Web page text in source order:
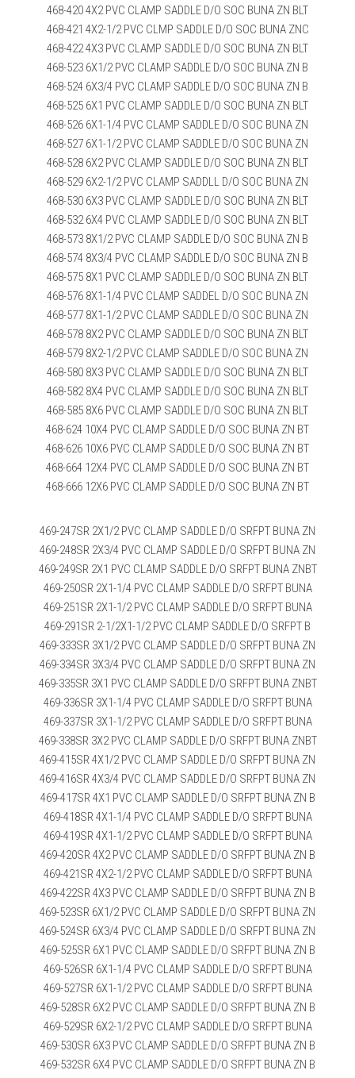
468-420 4X2 PVC CLAMP SADDLE D/O SOC BUNA ZN BLT
468-421 4X2-1/2 PVC CLMP SADDLE D/O SOC BUNA ZNC
468-422 4X3 PVC CLAMP SADDLE D/O SOC BUNA ZN BLT
468-523 6X1/2 PVC CLAMP SADDLE D/O SOC BUNA ZN B
468-524 6X3/4 PVC CLAMP SADDLE D/O SOC BUNA ZN B
468-525 6X1 PVC CLAMP SADDLE D/O SOC BUNA ZN BLT
468-526 6X1-1/4 PVC CLAMP SADDLE D/O SOC BUNA ZN
468-527 6X1-1/2 PVC CLAMP SADDLE D/O SOC BUNA ZN
468-528 6X2 PVC CLAMP SADDLE D/O SOC BUNA ZN BLT
468-529 6X2-1/2 PVC CLAMP SADDLL D/O SOC BUNA ZN
468-530 6X3 PVC CLAMP SADDLE D/O SOC BUNA ZN BLT
468-532 6X4 PVC CLAMP SADDLE D/O SOC BUNA ZN BLT
468-573 8X1/2 PVC CLAMP SADDLE D/O SOC BUNA ZN B
468-574 8X3/4 PVC CLAMP SADDLE D/O SOC BUNA ZN B
468-575 8X1 PVC CLAMP SADDLE D/O SOC BUNA ZN BLT
468-576 8X1-1/4 PVC CLAMP SADDEL D/O SOC BUNA ZN
468-577 8X1-1/2 PVC CLAMP SADDLE D/O SOC BUNA ZN
468-578 8X2 PVC CLAMP SADDLE D/O SOC BUNA ZN BLT
468-579 8X2-1/2 PVC CLAMP SADDLE D/O SOC BUNA ZN
468-580 8X3 PVC CLAMP SADDLE D/O SOC BUNA ZN BLT
468-582 8X4 PVC CLAMP SADDLE D/O SOC BUNA ZN BLT
468-585 8X6 PVC CLAMP SADDLE D/O SOC BUNA ZN BLT
468-624 10X4 PVC CLAMP SADDLE D/O SOC BUNA ZN BT
468-626 10X6 PVC CLAMP SADDLE D/O SOC BUNA ZN BT
468-664 12X4 PVC CLAMP SADDLE D/O SOC BUNA ZN BT
468-666 12X6 PVC CLAMP SADDLE D/O SOC BUNA ZN BT
469-247SR 2X1/2 PVC CLAMP SADDLE D/O SRFPT BUNA ZN
469-248SR 2X3/4 PVC CLAMP SADDLE D/O SRFPT BUNA ZN
469-249SR 2X1 PVC CLAMP SADDLE D/O SRFPT BUNA ZNBT
469-250SR 2X1-1/4 PVC CLAMP SADDLE D/O SRFPT BUNA
469-251SR 2X1-1/2 PVC CLAMP SADDLE D/O SRFPT BUNA
469-291SR 2-1/2X1-1/2 PVC CLAMP SADDLE D/O SRFPT B
469-333SR 3X1/2 PVC CLAMP SADDLE D/O SRFPT BUNA ZN
469-334SR 3X3/4 PVC CLAMP SADDLE D/O SRFPT BUNA ZN
469-335SR 3X1 PVC CLAMP SADDLE D/O SRFPT BUNA ZNBT
469-336SR 3X1-1/4 PVC CLAMP SADDLE D/O SRFPT BUNA
469-337SR 3X1-1/2 PVC CLAMP SADDLE D/O SRFPT BUNA
469-338SR 3X2 PVC CLAMP SADDLE D/O SRFPT BUNA ZNBT
469-415SR 4X1/2 PVC CLAMP SADDLE D/O SRFPT BUNA ZN
469-416SR 4X3/4 PVC CLAMP SADDLE D/O SRFPT BUNA ZN
469-417SR 4X1 PVC CLAMP SADDLE D/O SRFPT BUNA ZN B
469-418SR 4X1-1/4 PVC CLAMP SADDLE D/O SRFPT BUNA
469-419SR 4X1-1/2 PVC CLAMP SADDLE D/O SRFPT BUNA
469-420SR 4X2 PVC CLAMP SADDLE D/O SRFPT BUNA ZN B
469-421SR 4X2-1/2 PVC CLAMP SADDLE D/O SRFPT BUNA
469-422SR 4X3 PVC CLAMP SADDLE D/O SRFPT BUNA ZN B
469-523SR 6X1/2 PVC CLAMP SADDLE D/O SRFPT BUNA ZN
469-524SR 6X3/4 PVC CLAMP SADDLE D/O SRFPT BUNA ZN
469-525SR 6X1 PVC CLAMP SADDLE D/O SRFPT BUNA ZN B
469-526SR 6X1-1/4 PVC CLAMP SADDLE D/O SRFPT BUNA
469-527SR 6X1-1/2 PVC CLAMP SADDLE D/O SRFPT BUNA
469-528SR 6X2 PVC CLAMP SADDLE D/O SRFPT BUNA ZN B
469-529SR 6X2-1/2 PVC CLAMP SADDLE D/O SRFPT BUNA
469-530SR 6X3 PVC CLAMP SADDLE D/O SRFPT BUNA ZN B
469-532SR 6X4 PVC CLAMP SADDLE D/O SRFPT BUNA ZN B